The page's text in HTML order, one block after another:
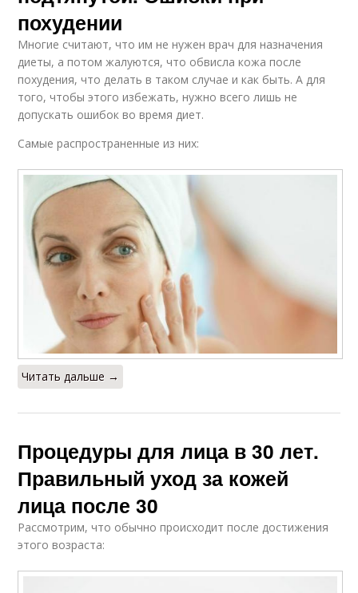
похудении
Многие считают, что им не нужен врач для назначения
диеты, а потом жалуются, что обвисла кожа после
похудения, что делать в таком случае и как быть. А для
того, чтобы этого избежать, нужно всего лишь не
допускать ошибок во время диет.
Самые распространенные из них:
Читать дальше →
Процедуры для лица в 30 лет.
Правильный уход за кожей
лица после 30
Рассмотрим, что обычно происходит после достижения
этого возраста: